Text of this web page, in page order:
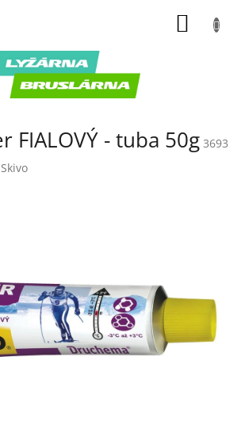
FIALOVÝ - tuba 50g 3693
Skivo